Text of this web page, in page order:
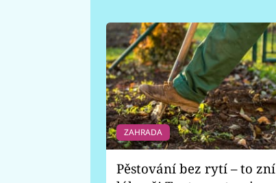
ZAHRADA
Pěstování bez rytí – to zní